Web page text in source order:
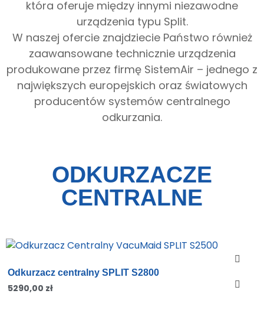
która oferuje między innymi niezawodne
urządzenia typu Split.
W naszej ofercie znajdziecie Państwo również
zaawansowane technicznie urządzenia
produkowane przez firmę SistemAir – jednego z
największych europejskich oraz światowych
producentów systemów centralnego
odkurzania.
ODKURZACZE
CENTRALNE
Odkurzacz centralny SPLIT S2800
5290,00 zł